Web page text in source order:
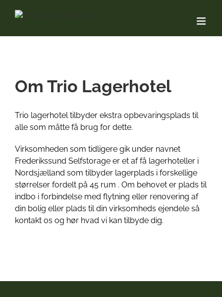
Om Trio Lagerhotel
Trio lagerhotel tilbyder ekstra opbevaringsplads til
alle som måtte få brug for dette.
Virksomheden som tidligere gik under navnet
Frederikssund Selfstorage er et af få lagerhoteller i
Nordsjælland som tilbyder lagerplads i forskellige
størrelser fordelt på 45 rum . Om behovet er plads til
indbo i forbindelse med flytning eller renovering af
din bolig eller plads til din virksomheds ejendele så
kontakt os og hør hvad vi kan tilbyde dig.